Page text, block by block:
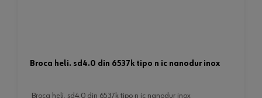
broca heli. sd4.0 din 6537k tipo n ic nanodur inox
broca heli. sd4.0 din 6537k tipo n ic nanodur inox